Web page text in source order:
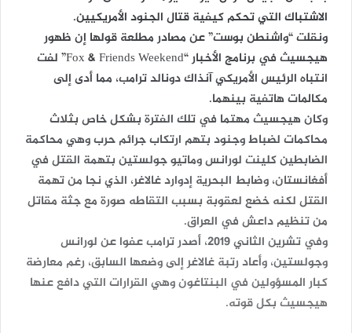
الاشتباك التي تحكم كيفية قتال الجنود الأمريكيين.
ونقلت “واشنطن بوست” عن مصادر مطلعة قولها إن ظهور
هيجسيث في برنامج الأخبار “Fox & Friends Weekend” لفت
انتباه الرئيس الأمريكي آنذاك دونالد ترامب، مما أدى إلى
مكالمات هاتفية بينهما.
وكان هيجسيث مهتما في تلك الفترة بشكل خاص بثلاث
محاكمات لضباط وجنود بتهم ارتكاب جرائم حرب وهي محاكمة
الضابطين كلينت لورانس وماتيو جولستين بتهمة القتل في
أفغانستان، وضابط البحرية إدوارد غالاغر، الذي نجا من تهمة
القتل لكنه خضع لعقوبة بسبب التقاطه صورة مع جثة مقاتل
من تنظيم داعش في العراق.
وفي تشرين الثاني 2019، أصدر ترامب عفوا عن لورانس
وجولستين، وأعاد رتبة غالاغر إلى وضعها السابق، رغم معارضة
كبار المسؤولين في البنتاغون وهي القرارات التي دافع عنها
هيجسيث بكل قوته.